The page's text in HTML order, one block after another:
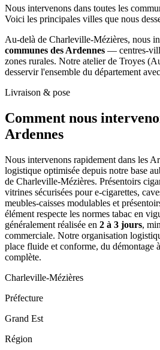
Nous intervenons dans toutes les
Voici les principales villes que nous
Au-delà de Charleville-Mézières, nous
communes des Ardennes — centres-
zones rurales. Notre atelier de Troyes
desservir l'ensemble du département
Livraison & pose
Comment nous
Ardennes
Nous intervenons rapidement dans les
logistique optimisée depuis notre base
de Charleville-Mézières. Présentoirs
vitrines sécurisées pour e-cigarettes,
meubles-caisses modulables et
élément respecte les normes tabac en
généralement réalisée en 2 à 3 jours,
commerciale. Notre organisation
place fluide et conforme, du démontage
complète.
Charleville-Mézières
Préfecture
Grand Est
Région